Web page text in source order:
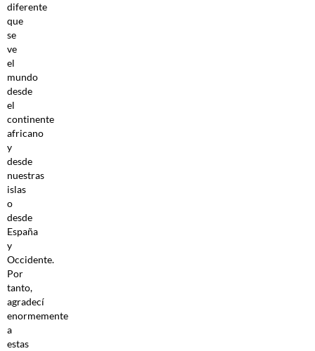
diferente
que
se
ve
el
mundo
desde
el
continente
africano
y
desde
nuestras
islas
o
desde
España
y
Occidente.
Por
tanto,
agradecí
enormemente
a
estas